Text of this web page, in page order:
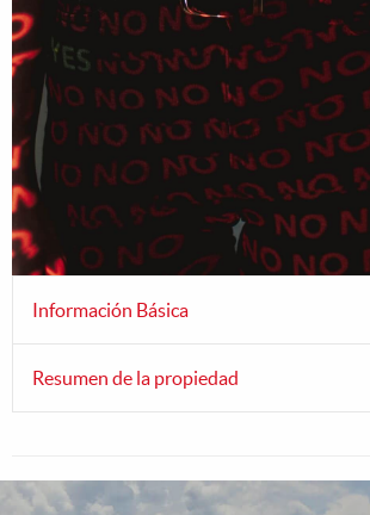
Información Básica
Resumen de la propiedad